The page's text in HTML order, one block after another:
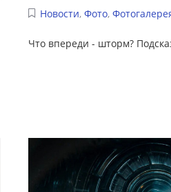
Новости, Фото,
Что впереди - шторм?